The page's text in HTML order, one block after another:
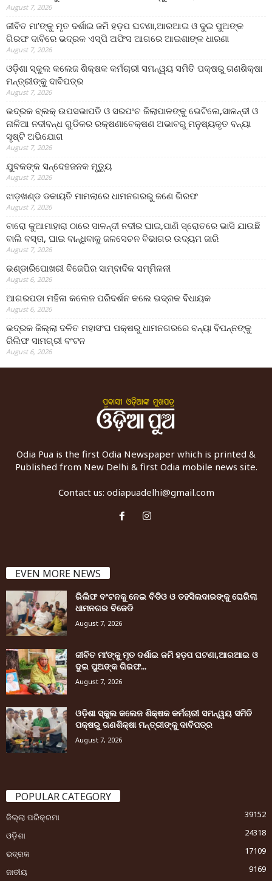
August 7, 2026
ଜୀବିତ ମା’ଙ୍କୁ ମୃତ ଦର୍ଶାଇ ଜମି ହଡ଼ପ ଘଟଣା,ଆରଆଇ ଓ ଦୁଇ ପୁଅଙ୍କ
ଗିରଫ ଦାବିରେ ଭଦ୍ରକ ଏସ୍‌ପି ଅଫିସ ଆଗରେ ଆଇଶାଙ୍କ ଧାରଣା
August 7, 2026
ଓଡ଼ିଶା ସ୍କୁଲ କଲେଜ ଶିକ୍ଷକ କର୍ମଚାରୀ ସମନ୍ୱୟ ସମିତି ପକ୍ଷରୁ ଗଣଶିକ୍ଷା
ମନ୍ତ୍ରୀଙ୍କୁ ଦାବିପତ୍ର
August 7, 2026
ଭଦ୍ରକ ବ୍ଲକ୍ ଉପସଭାପତି ଓ ସରପଂଚ ଜିଲାପାଳଙ୍କୁ ଭେଟିଲେ,ସାଳନ୍ଦୀ ଓ
ନାଳିଆ ନଦୀବନ୍ଧ ଗୁଡିକର ରକ୍ଷଣାବେକ୍ଷଣ ଅଭାବରୁ ମନୁଷ୍ୟକୃତ ବନ୍ୟା
ସୃଷ୍ଟି ଅଭିଯୋଗ
August 7, 2026
ଯୁବକଙ୍କ ସନ୍ଦେହଜନକ ମୃତ୍ୟୁ
August 7, 2026
ଝାଡ଼ଖଣ୍ଡ ଡକାୟତି ମାମଲାରେ ଧାମନଗରରୁ ଜଣେ ଗିରଫ
August 7, 2026
ବାରୋ କୁଆମାହାରା ଠାରେ ସାଳନ୍ଦୀ ନଦୀର ଘାଇ,ପାଣି ସ୍ରୋତରେ ଭାସି ଯାଉଛି
ବାଲି ବସ୍ତା, ଘାଇ ବାନ୍ଧିବାକୁ ଜଳସେଚନ ବିଭାଗର ଉଦ୍ୟମ ଜାରି
August 7, 2026
ଭଣ୍ଡାରିପୋଖରୀ ବିଜେପିର ସାମ୍ବାଦିକ ସମ୍ମିଳନୀ
August 6, 2026
ଆଗରପଡା ମହିଳା କଲେଜ ପରିଦର୍ଶନ କଲେ ଭଦ୍ରକ ବିଧାୟକ
August 6, 2026
ଭଦ୍ରକ ଜିଲ୍ଲା ଦଳିତ ମହାସଂଘ ପକ୍ଷରୁ ଧାମନଗରରେ ବନ୍ୟା ବିପନ୍ନଙ୍କୁ
ରିଲିଫ ସାମଗ୍ରୀ ବଂଟନ
August 6, 2026
Odia Pua is the first Odia Newspaper which is printed &
Published from New Delhi & first Odia mobile news site.
Contact us: odiapuadelhi@gmail.com
EVEN MORE NEWS
ରିଲିଫ ବଂଟନକୁ ନେଇ ବିଡିଓ ଓ ତହସିଲଦାରଙ୍କୁ ଘେରିଲା
ଧାମନଗର ବିଜେଡି
August 7, 2026
ଜୀବିତ ମା’ଙ୍କୁ ମୃତ ଦର୍ଶାଇ ଜମି ହଡ଼ପ ଘଟଣା,ଆରଆଇ ଓ
ଦୁଇ ପୁଅଙ୍କ ଗିରଫ...
August 7, 2026
ଓଡ଼ିଶା ସ୍କୁଲ କଲେଜ ଶିକ୍ଷକ କର୍ମଚାରୀ ସମନ୍ୱୟ ସମିତି
ପକ୍ଷରୁ ଗଣଶିକ୍ଷା ମନ୍ତ୍ରୀଙ୍କୁ ଦାବିପତ୍ର
August 7, 2026
POPULAR CATEGORY
ଜିଲ୍ଲା ପରିକ୍ରମା
39152
ଓଡ଼ିଶା
24318
ଭଦ୍ରକ
17109
ଜାତୀୟ
9169